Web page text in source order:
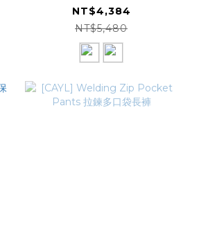
Hike+ Pants 健行長褲
NT$4,384
NT$5,480